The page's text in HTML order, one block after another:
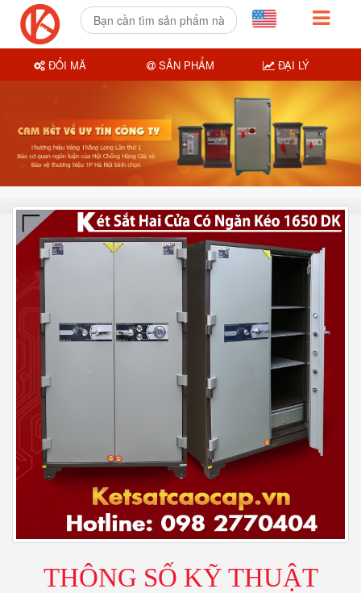
THÔNG SỐ KỸ THUẬT
ĐỔI MÃ SẢN PHẨM ĐẠI LÝ